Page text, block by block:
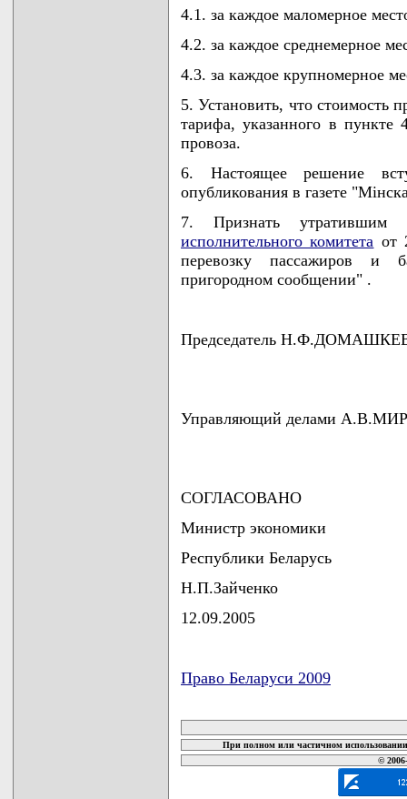
4.1. за каждое маломерное
4.2. за каждое среднемерное
4.3. за каждое крупномерное
5. Установить, что стоимость
тарифа, указанного в пункте
провоза.
6. Настоящее решение
опубликования в газете
7. Признать
исполнительного комитета от
перевозку пассажиров и
пригородном сообщении" .
Председатель
Управляющий делами
СОГЛАСОВАНО
Министр экономики
Республики Беларусь
Н.П.Зайченко
12.09.2005
Право Беларуси 2009
При полном или частичном
©